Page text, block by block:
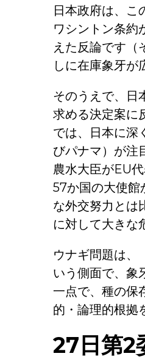
日本政府は、こ
ワシントン条約
えた反論です（
しに在庫象牙が
そのうえで、日
求める決定案に
では、日本に深
びパナマ）が注
農水大臣がEU
57か国の大使館
な外交努力とは
に対して大きな
ウナギ問題は、
いう側面で、象
一点で、種の保
的・論理的根拠
27 日第2